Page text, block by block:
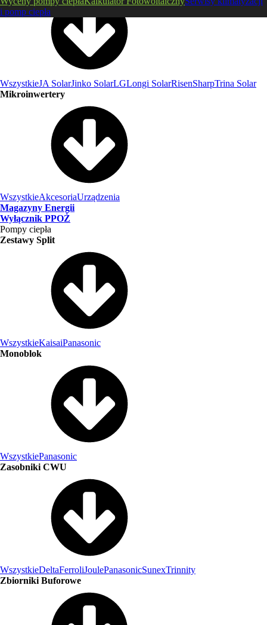
i pomp ciepła
WszystkieJA SolarJinko SolarLGLongi SolarRisenSharpTrina Solar
Mikroinwertery
WszystkieAkcesoriaUrządzenia
Magazyny Energii
Wyłącznik PPOŻ
Pompy ciepła
Zestawy Split
WszystkieKaisaiPanasonic
Monoblok
WszystkiePanasonic
Zasobniki CWU
WszystkieDeltaFerroliJoulePanasonicSunexTrinnity
Zbiorniki Buforowe